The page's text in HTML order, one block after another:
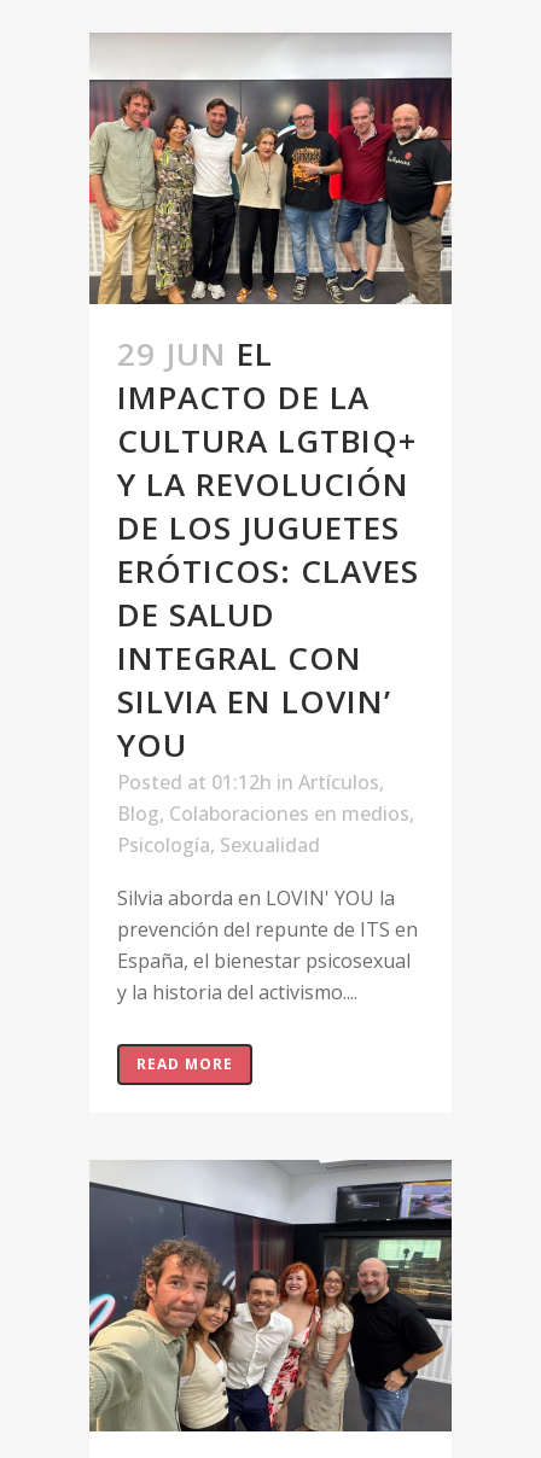
29 JUN EL
IMPACTO DE LA
CULTURA LGTBIQ+
Y LA REVOLUCIÓN
DE LOS JUGUETES
ERÓTICOS: CLAVES
DE SALUD
INTEGRAL CON
SILVIA EN LOVIN’
YOU
Posted at 01:12h in Artículos,
Blog, Colaboraciones en medios,
Psicología, Sexualidad
Silvia aborda en LOVIN' YOU la
prevención del repunte de ITS en
España, el bienestar psicosexual
y la historia del activismo....
READ MORE